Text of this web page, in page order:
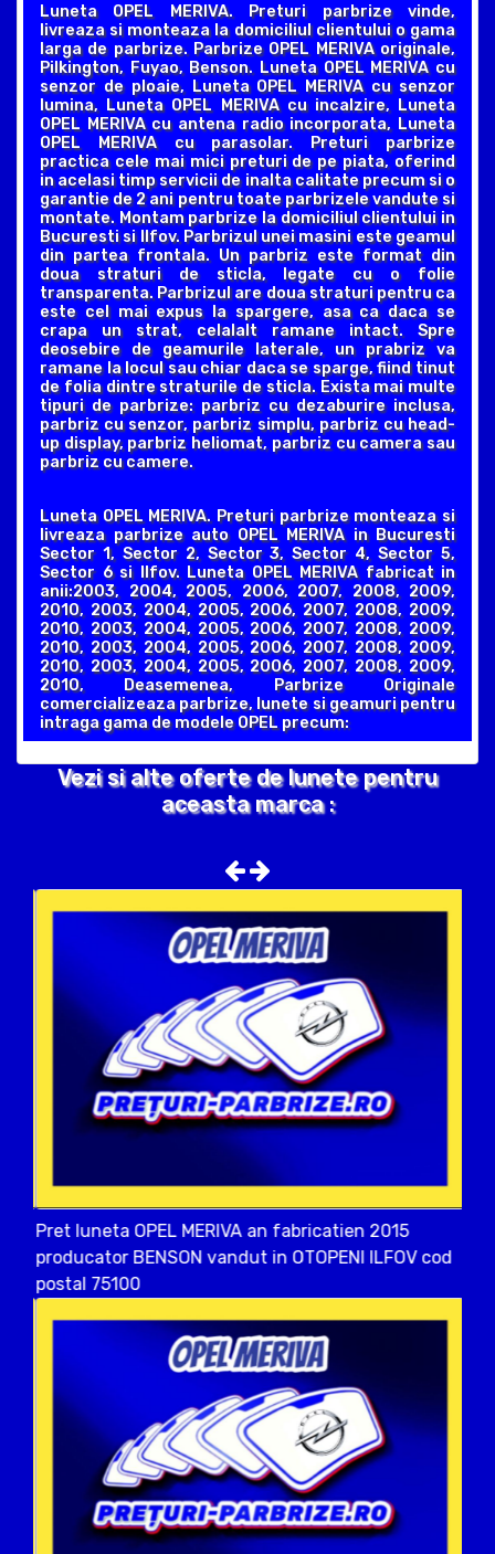
Luneta OPEL MERIVA. Preturi parbrize vinde,
livreaza si monteaza la domiciliul clientului o gama
larga de parbrize. Parbrize OPEL MERIVA originale,
Pilkington, Fuyao, Benson. Luneta OPEL MERIVA cu
senzor de ploaie, Luneta OPEL MERIVA cu senzor
lumina, Luneta OPEL MERIVA cu incalzire, Luneta
OPEL MERIVA cu antena radio incorporata, Luneta
OPEL MERIVA cu parasolar. Preturi parbrize
practica cele mai mici preturi de pe piata, oferind
in acelasi timp servicii de inalta calitate precum si o
garantie de 2 ani pentru toate parbrizele vandute si
montate. Montam parbrize la domiciliul clientului in
Bucuresti si Ilfov. Parbrizul unei masini este geamul
din partea frontala. Un parbriz este format din
doua straturi de sticla, legate cu o folie
transparenta. Parbrizul are doua straturi pentru ca
este cel mai expus la spargere, asa ca daca se
crapa un strat, celalalt ramane intact. Spre
deosebire de geamurile laterale, un prabriz va
ramane la locul sau chiar daca se sparge, fiind tinut
de folia dintre straturile de sticla. Exista mai multe
tipuri de parbrize: parbriz cu dezaburire inclusa,
parbriz cu senzor, parbriz simplu, parbriz cu head-
up display, parbriz heliomat, parbriz cu camera sau
parbriz cu camere.
Luneta OPEL MERIVA. Preturi parbrize monteaza si
livreaza parbrize auto OPEL MERIVA in Bucuresti
Sector 1, Sector 2, Sector 3, Sector 4, Sector 5,
Sector 6 si Ilfov. Luneta OPEL MERIVA fabricat in
anii:2003, 2004, 2005, 2006, 2007, 2008, 2009,
2010, 2003, 2004, 2005, 2006, 2007, 2008, 2009,
2010, 2003, 2004, 2005, 2006, 2007, 2008, 2009,
2010, 2003, 2004, 2005, 2006, 2007, 2008, 2009,
2010, 2003, 2004, 2005, 2006, 2007, 2008, 2009,
2010, Deasemenea, Parbrize Originale
comercializeaza parbrize, lunete si geamuri pentru
intraga gama de modele OPEL precum:
Vezi si alte oferte de lunete pentru
aceasta marca :
Pret luneta OPEL MERIVA an fabricatien 2015
producator BENSON vandut in OTOPENI ILFOV cod
postal 75100